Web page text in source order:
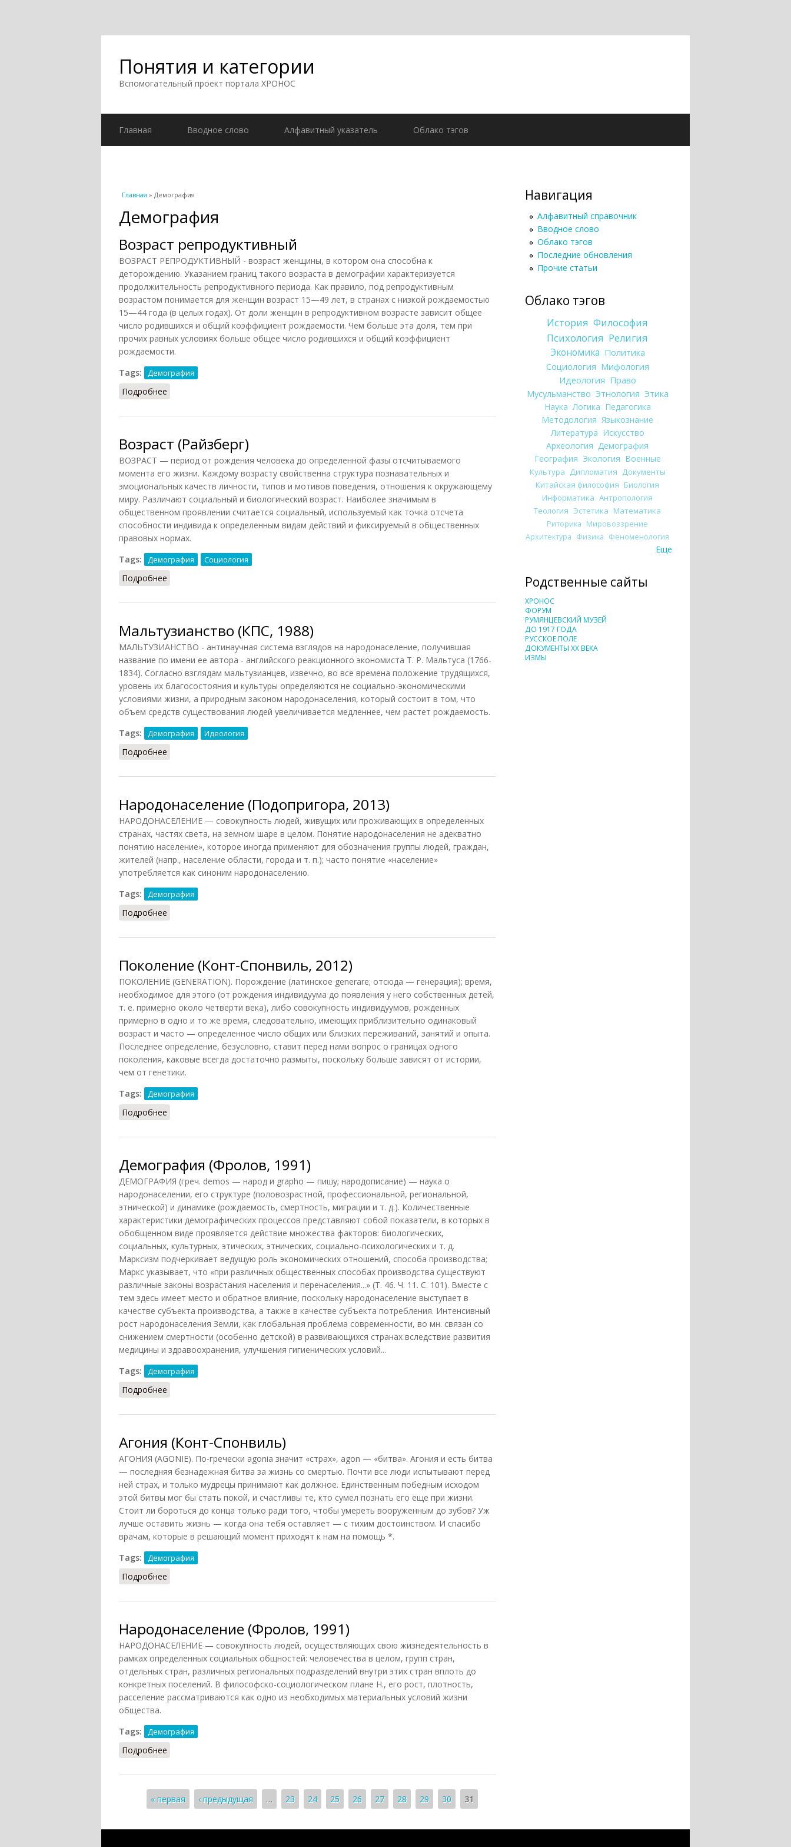
Понятия и категории
Вспомогательный проект портала ХРОНОС
Главная Вводное слово Алфавитный указатель Облако тэгов
Вы здесь
Главная » Демография
Демография
Возраст репродуктивный
ВОЗРАСТ РЕПРОДУКТИВНЫЙ - возраст женщины, в котором она способна к
деторождению. Указанием границ такого возраста в демографии характеризуется
продолжительность репродуктивного периода. Как правило, под репродуктивным
возрастом понимается для женщин возраст 15—49 лет, в странах с низкой рождаемостью
15—44 года (в целых годах). От доли женщин в репродуктивном возрасте зависит общее
число родившихся и общий коэффициент рождаемости. Чем больше эта доля, тем при
прочих равных условиях больше общее число родившихся и общий коэффициент
рождаемости.
Tags:
Демография
Подробнее
Возраст (Райзберг)
ВОЗРАСТ — период от рождения человека до определенной фазы отсчитываемого
момента его жизни. Каждому возрасту свойственна структура познавательных и
эмоциональных качеств личности, типов и мотивов поведения, отношения к окружающему
миру. Различают социальный и биологический возраст. Наиболее значимым в
общественном проявлении считается социальный, используемый как точка отсчета
способности индивида к определенным видам действий и фиксируемый в общественных
правовых нормах.
Tags:
Демография Социология
Подробнее
Мальтузианство (КПС, 1988)
МАЛЬТУЗИАНСТВО - антинаучная система взглядов на народонаселение, получившая
название по имени ее автора - английского реакционного экономиста Т. Р. Мальтуса (1766-
1834). Согласно взглядам мальтузианцев, извечно, во все времена положение трудящихся,
уровень их благосостояния и культуры определяются не социально-экономическими
условиями жизни, а природным законом народонаселения, который состоит в том, что
объем средств существования людей увеличивается медленнее, чем растет рождаемость.
Tags:
Демография Идеология
Подробнее
Народонаселение (Подопригора, 2013)
НАРОДОНАСЕЛЕНИЕ — совокупность людей, живущих или проживающих в определенных
странах, частях света, на земном шаре в целом. Понятие народонаселения не адекватно
понятию население», которое иногда применяют для обозначения группы людей, граждан,
жителей (напр., население области, города и т. п.); часто понятие «население»
употребляется как синоним народонаселению.
Tags:
Демография
Подробнее
Поколение (Конт-Спонвиль, 2012)
ПОКОЛЕНИЕ (GENERATION). Порождение (латинское generare; отсюда — генерация); время,
необходимое для этого (от рождения индивидуума до появления у него собственных детей,
т. е. примерно около четверти века), либо совокупность индивидуумов, рожденных
примерно в одно и то же время, следовательно, имеющих приблизительно одинаковый
возраст и часто — определенное число общих или близких переживаний, занятий и опыта.
Последнее определение, безусловно, ставит перед нами вопрос о границах одного
поколения, каковые всегда достаточно размыты, поскольку больше зависят от истории,
чем от генетики.
Tags:
Демография
Подробнее
Демография (Фролов, 1991)
ДЕМОГРАФИЯ (греч. demos — народ и grapho — пишу; народописание) — наука о
народонаселении, его структуре (половозрастной, профессиональной, региональной,
этнической) и динамике (рождаемость, смертность, миграции и т. д.). Количественные
характеристики демографических процессов представляют собой показатели, в которых в
обобщенном виде проявляется действие множества факторов: биологических,
социальных, культурных, этических, этнических, социально-психологических и т. д.
Марксизм подчеркивает ведущую роль экономических отношений, способа производства;
Маркс указывает, что «при различных общественных способах производства существуют
различные законы возрастания населения и перенаселения...» (Т. 46. Ч. 11. С. 101). Вместе с
тем здесь имеет место и обратное влияние, поскольку народонаселение выступает в
качестве субъекта производства, а также в качестве субъекта потребления. Интенсивный
рост народонаселения Земли, как глобальная проблема современности, во мн. связан со
снижением смертности (особенно детской) в развивающихся странах вследствие развития
медицины и здравоохранения, улучшения гигиенических условий...
Tags:
Демография
Подробнее
Агония (Конт-Спонвиль)
АГОНИЯ (AGONIE). По-гречески agonia значит «страх», agon — «битва». Агония и есть битва
— последняя безнадежная битва за жизнь со смертью. Почти все люди испытывают перед
ней страх, и только мудрецы принимают как должное. Единственным победным исходом
этой битвы мог бы стать покой, и счастливы те, кто сумел познать его еще при жизни.
Стоит ли бороться до конца только ради того, чтобы умереть вооруженным до зубов? Уж
лучше оставить жизнь — когда она тебя оставляет — с тихим достоинством. И спасибо
врачам, которые в решающий момент приходят к нам на помощь *.
Tags:
Демография
Подробнее
Народонаселение (Фролов, 1991)
НАРОДОНАСЕЛЕНИЕ — совокупность людей, осуществляющих свою жизнедеятельность в
рамках определенных социальных общностей: человечества в целом, групп стран,
отдельных стран, различных региональных подразделений внутри этих стран вплоть до
конкретных поселений. В философско-социологическом плане Н., его рост, плотность,
расселение рассматриваются как одно из необходимых материальных условий жизни
общества.
Tags:
Демография
Подробнее
Страницы
« первая ‹ предыдущая … 23 24 25 26 27 28 29 30 31
Навигация
Алфавитный справочник
Вводное слово
Облако тэгов
Последние обновления
Прочие статьи
Облако тэгов
История Философия
Психология Религия
Экономика Политика
Социология Мифология
Идеология Право
Мусульманство Этнология Этика
Наука Логика Педагогика
Методология Языкознание
Литература Искусство
Археология Демография
География Экология Военные
Культура Дипломатия Документы
Китайская философия Биология
Информатика Антропология
Теология Эстетика Математика
Риторика Мировоззрение
Архитектура Физика Феноменология
Еще
Родственные сайты
ХРОНОС
ФОРУМ
РУМЯНЦЕВСКИЙ МУЗЕЙ
ДО 1917 ГОДА
РУССКОЕ ПОЛЕ
ДОКУМЕНТЫ XX ВЕКА
ИЗМЫ